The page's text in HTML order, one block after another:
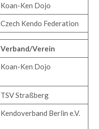
Koan-Ken Dojo
Czech Kendo Federation
Verband/Verein
Koan-Ken Dojo
TSV Straßberg
Kendoverband Berlin e.V.